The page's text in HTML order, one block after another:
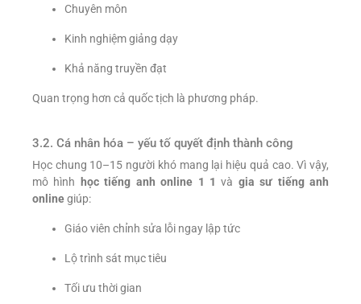
Chuyên môn
Kinh nghiệm giảng dạy
Khả năng truyền đạt
Quan trọng hơn cả quốc tịch là phương pháp.
3.2. Cá nhân hóa – yếu tố quyết định thành công
Học chung 10–15 người khó mang lại hiệu quả cao. Vì vậy,
mô hình học tiếng anh online 1 1 và gia sư tiếng anh
onlinegiúp:
Giáo viên chỉnh sửa lỗi ngay lập tức
Lộ trình sát mục tiêu
Tối ưu thời gian